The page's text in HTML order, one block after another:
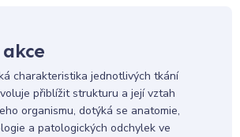
charakteristika jednotlivých tkání
přiblížit strukturu a její vztah
organismu, dotýká se anatomie,
a patologických odchylek ve